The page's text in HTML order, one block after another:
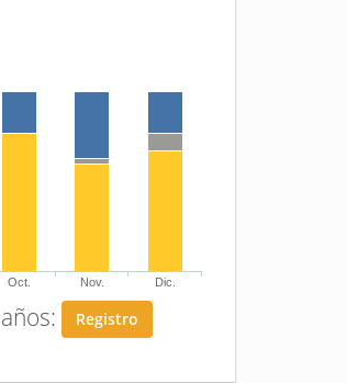
Oct. Nov. Dic.
Registro